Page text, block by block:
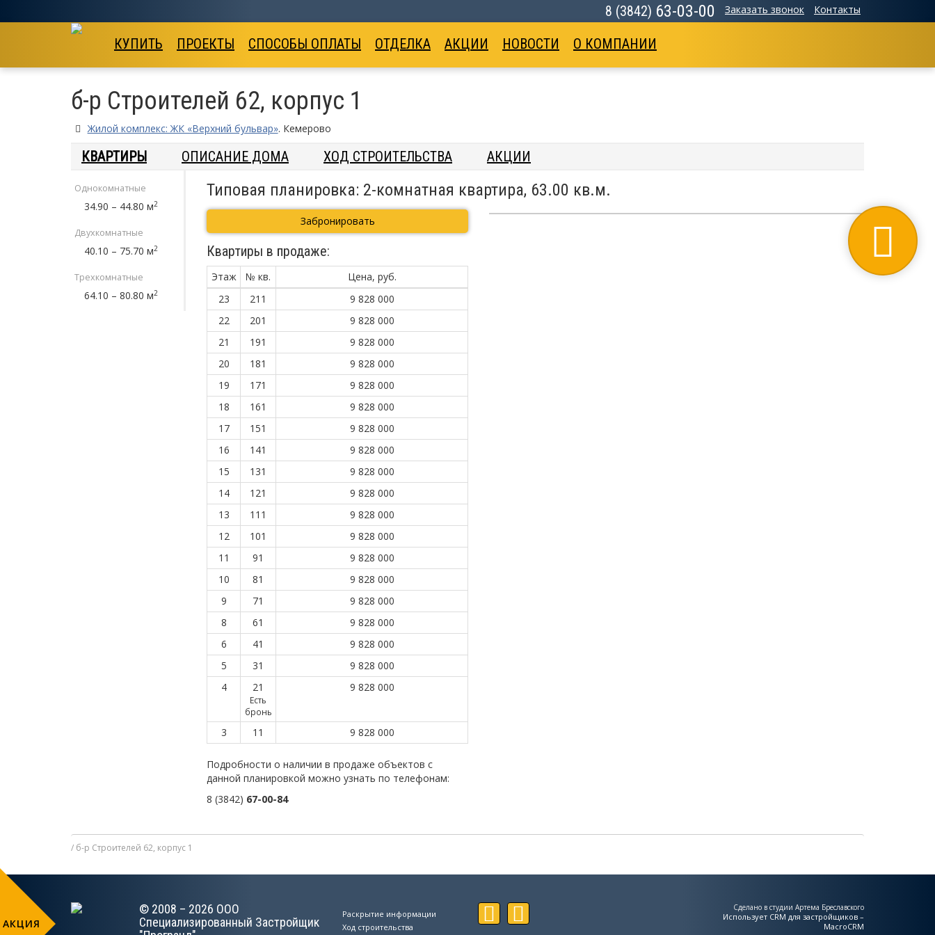
8 (3842) 63-03-00 Заказать звонок Контакты
КУПИТЬ ПРОЕКТЫ СПОСОБЫ ОПЛАТЫ ОТДЕЛКА АКЦИИ НОВОСТИ О КОМПАНИИ
б-р Строителей 62, корпус 1
Жилой комплекс: ЖК «Верхний бульвар». Кемерово
КВАРТИРЫ ОПИСАНИЕ ДОМА ХОД СТРОИТЕЛЬСТВА АКЦИИ
Типовая планировка: 2-комнатная квартира, 63.00 кв.м.
Забронировать
Квартиры в продаже:
Этаж № кв.
Цена, руб.
23
211
9 828 000
22
201
9 828 000
21
191
9 828 000
20
181
9 828 000
19
171
9 828 000
18
161
9 828 000
17
151
9 828 000
16
141
9 828 000
15
131
9 828 000
14
121
9 828 000
13
111
9 828 000
12
101
9 828 000
11
91
9 828 000
10
81
9 828 000
9
71
9 828 000
8
61
9 828 000
6
41
9 828 000
5
31
9 828 000
4
21
Есть
бронь
9 828 000
3 11 9 828 000
Подробности о наличии в продаже объектов с
данной планировкой можно узнать по телефонам:
8 (3842) 67-00-84
Однокомнатные
34.90 – 44.80 м2
Двухкомнатные
40.10 – 75.70 м2
Трехкомнатные
64.10 – 80.80 м2
б-р Строителей 62, корпус 1
© 2008 – 2026 ООО
Специализированный Застройщик
Раскрытие информации
Ход строительства
Сделано в студии Артема Бреславского
Использует CRM для застройщиков –
MacroCRM
АКЦИЯ